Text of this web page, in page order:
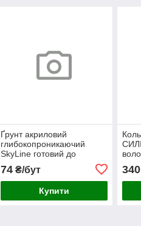
Ґрунт акриловий
глибокопроникаючий
SkyLine готовий до
74₴/бут
Купити
340